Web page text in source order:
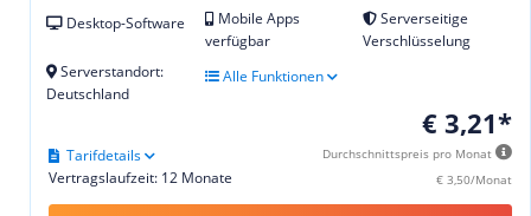
Desktop-Software
Mobile Apps
verfügbar
Serverseitige
Verschlüsselung
Serverstandort:
Deutschland
Alle Funktionen
€ 3,21*
Durchschnittspreis pro Monat
€ 3,50/Monat
Vertragslaufzeit: 12 Monate
Tarifdetails